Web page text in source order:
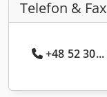
Telefon & Fax
+48 52